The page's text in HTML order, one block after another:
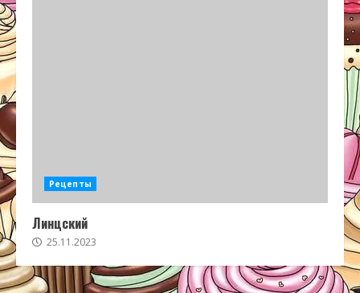
Рецепты
Линцский
25.11.2023